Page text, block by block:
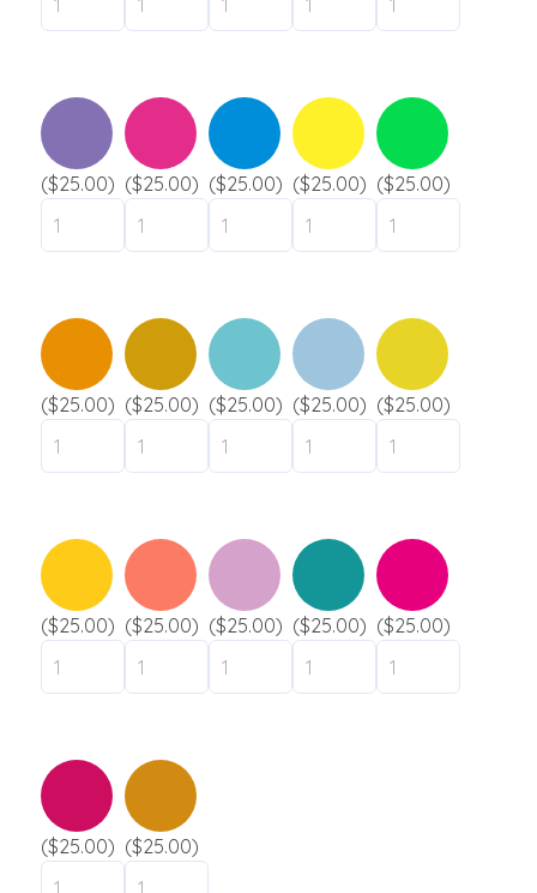
Fragmenté
Industries
Festival
Musée / Exposition
Ville / Municipalité
Camping
Camp de jour / Camp de vacances
Parc aquatique
liquidation
Support
Contact
*
Envoyer
($25.00) ($25.00) ($25.00) ($25.00) ($25.00)
($25.00) ($25.00) ($25.00) ($25.00) ($25.00)
($25.00) ($25.00) ($25.00) ($25.00) ($25.00)
($25.00) ($25.00)